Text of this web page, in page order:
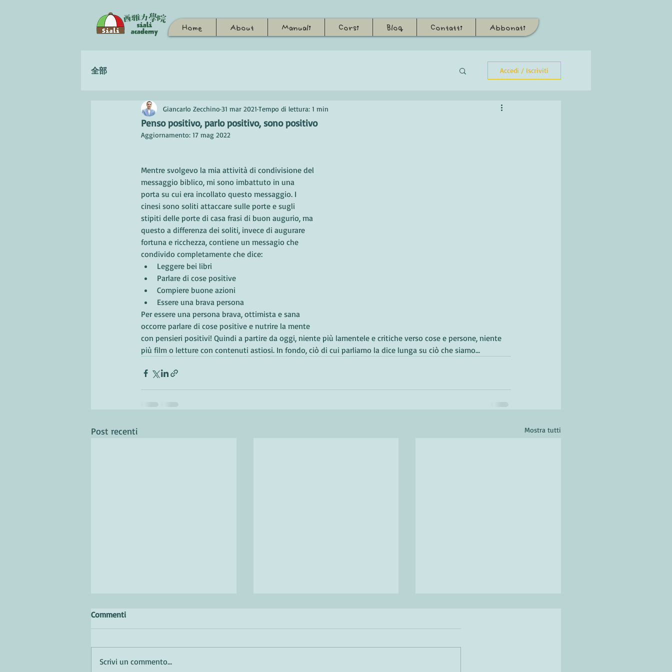
Home About Manuali Corsi Blog Contatti Abbonati
全部 Accedi / Iscriviti
Penso positivo, parlo positivo, sono positivo
Giancarlo Zecchino 31 mar 2021 Tempo di lettura: 1 min
Aggiornamento: 17 mag 2022
Mentre svolgevo la mia attività di condivisione del
messaggio biblico, mi sono imbattuto in una
porta su cui era incollato questo messaggio. I
cinesi sono soliti attaccare sulle porte e sugli
stipiti delle porte di casa frasi di buon augurio, ma
questo a differenza dei soliti, invece di augurare
fortuna e ricchezza, contiene un messagio che
condivido completamente che dice:
Leggere bei libri
Parlare di cose positive
Compiere buone azioni
Essere una brava persona
Per essere una persona brava, ottimista e sana
occorre parlare di cose positive e nutrire la mente
con pensieri positivi! Quindi a partire da oggi, niente più lamentele e critiche verso cose e persone, niente
più film o letture con contenuti astiosi. In fondo, ciò di cui parliamo la dice lunga su ciò che siamo...
Post recenti Mostra tutti
Commenti
Scrivi un commento...